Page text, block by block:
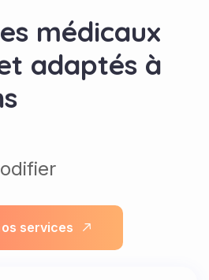
es médicaux
t adaptés à
s
os services